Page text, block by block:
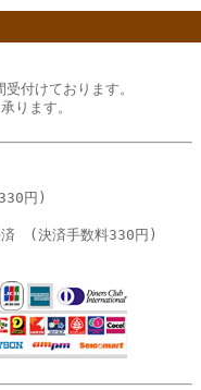
付けております。
ります。
円)
済 (決済手数料330円)